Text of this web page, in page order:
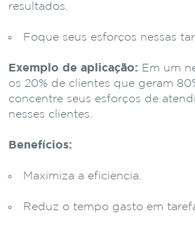
resultados.
Foque seus esforços nessas
Exemplo de aplicação: Em um
os 20% de clientes que geram
concentre seus esforços de
nesses clientes.
Benefícios:
Maximiza a eficiência.
Reduz o tempo gasto em